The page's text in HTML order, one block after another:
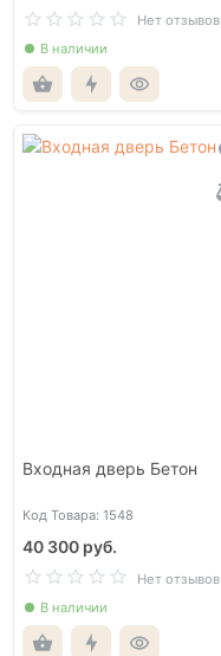
Нет отзывов
В наличии
Входная дверь Бетон
Код Товара: 1548
40 300 руб.
Нет отзывов
В наличии